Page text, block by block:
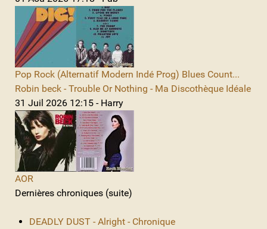
Pop Rock (Alternatif Modern Indé Prog) Blues Count...
Robin beck - Trouble Or Nothing - Ma Discothèque Idéale
31 Juil 2026 12:15 - Harry
AOR
Dernières chroniques (suite)
DEADLY DUST - Alright - Chronique